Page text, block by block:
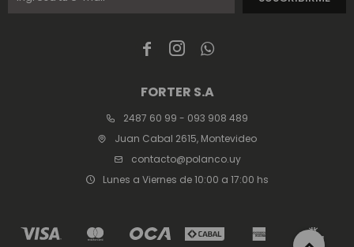
  
FORTER S.A
2487 60 99 - 093 908 489
Juan Cabal 2615, Montevideo
contacto@polanco.uy
Lunes a Viernes de 10:00 a 17:00 hs